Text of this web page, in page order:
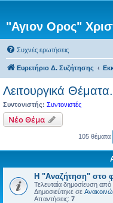
"Αγιον Ορος"
Συχνές ερωτήσεις
Ευρετήριο Δ. Συζήτησης
Λειτουργικά Θέματα.
Συντονιστής: Συντονιστές
Νέο Θέμα
105 θέματα
Η "Αναζήτηση" στο
Τελευταία δημοσίευση από
Δημοσιεύτηκε σε
Απαντήσεις: 7